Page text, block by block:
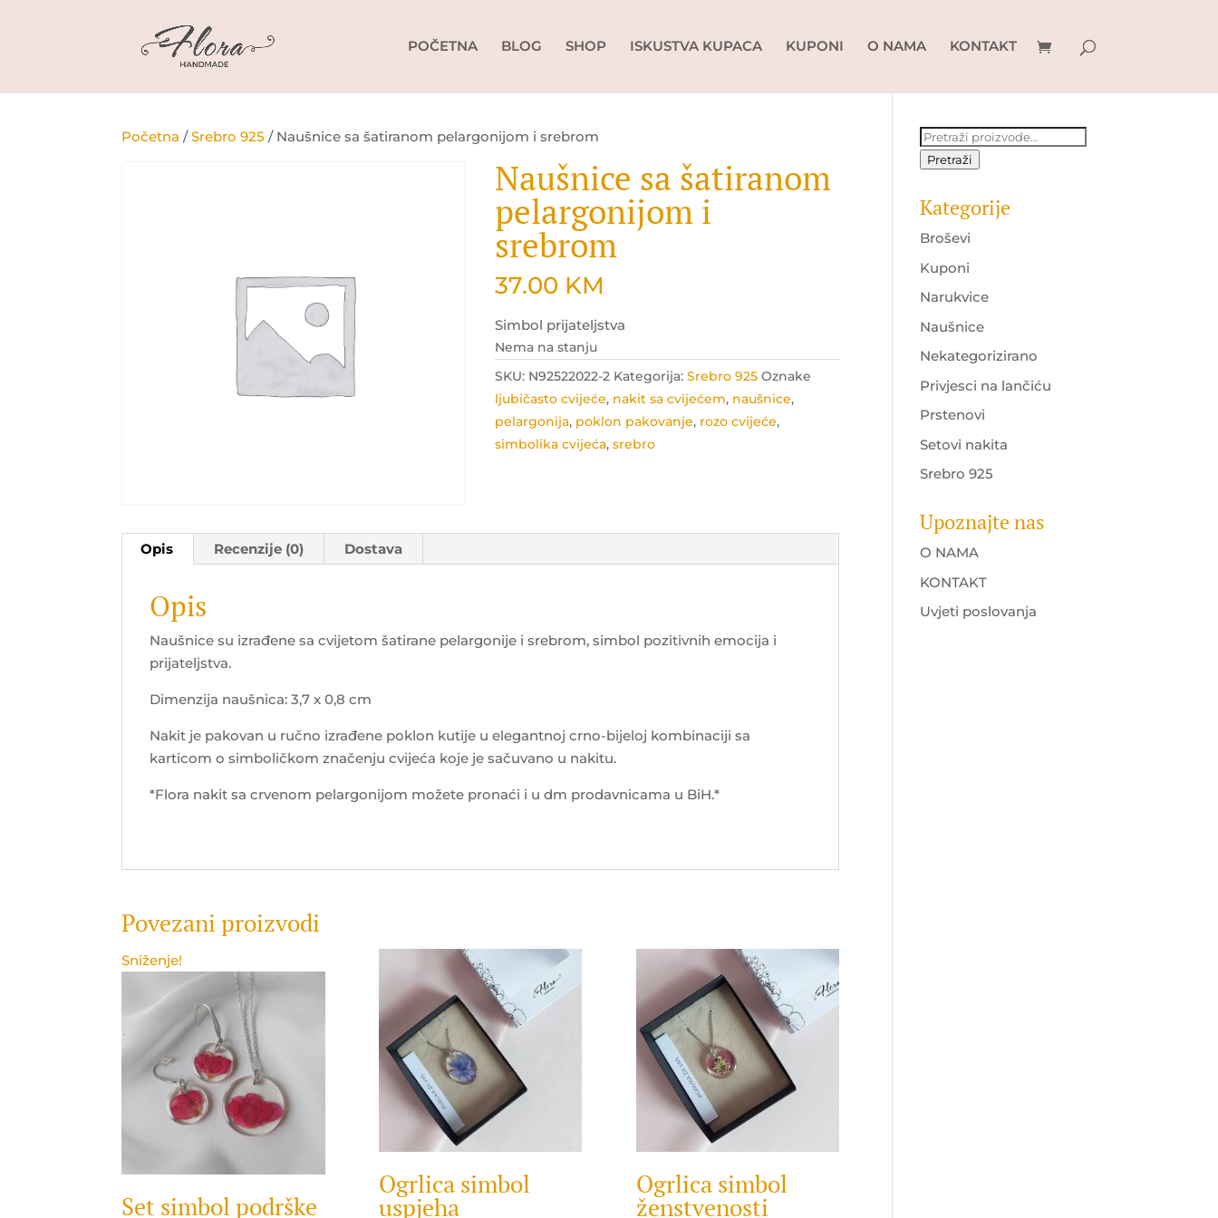
POČETNA BLOG SHOP ISKUSTVA KUPACA KUPONI O NAMA KONTAKT
Početna /Srebro 925 / Naušnice sa šatiranom pelargonijom i srebrom
Naušnice sa šatiranom
pelargonijom i
srebrom
37.00 KM
Simbol prijateljstva
Nema na stanju
SKU: N92522022-2 Kategorija:Srebro 925 Oznake
ljubičasto cvijeće, nakit sa cvijećem, naušnice,
pelargonija, poklon pakovanje, rozo cvijeće,
simbolika cvijeća,srebro
Opis Recenzije (0) Dostava
Opis
Naušnice su izrađene sa cvijetom šatirane pelargonije i srebrom, simbol pozitivnih emocija i
prijateljstva.
Dimenzija naušnica: 3,7 x 0,8 cm
Nakit je pakovan u ručno izrađene poklon kutije u elegantnoj crno-bijeloj kombinaciji sa
karticom o simboličkom značenju cvijeća koje je sačuvano u nakitu.
*Flora nakit sa crvenom pelargonijom možete pronaći i u dm prodavnicama u BiH.*
Povezani proizvodi
Sniženje!
Set simbol podrške
Ogrlica simbol
uspjeha
Ogrlica simbol
ženstvenosti
Pretraži:
Pretraži
Kategorije
Broševi
Kuponi
Narukvice
Naušnice
Nekategorizirano
Privjesci na lančiću
Prstenovi
Setovi nakita
Srebro 925
Upoznajte nas
O NAMA
KONTAKT
Uvjeti poslovanja